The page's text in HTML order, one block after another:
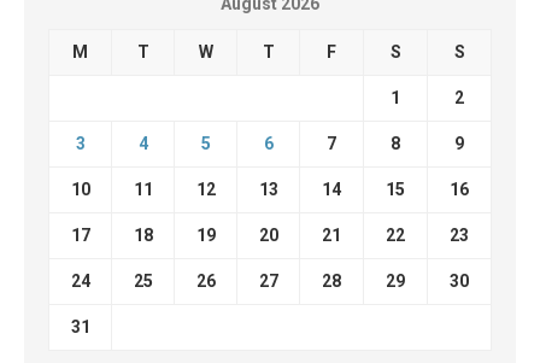
M T W T F S S
1 2
3 4 5 6 7 8 9
10 11 12 13 14 15 16
17 18 19 20 21 22 23
24 25 26 27 28 29 30
31